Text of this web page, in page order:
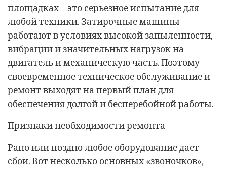
площадках – это серьезное испытание для
любой техники. Затирочные машины
работают в условиях высокой запыленности,
вибрации и значительных нагрузок на
двигатель и механическую часть. Поэтому
своевременное техническое обслуживание и
ремонт выходят на первый план для
обеспечения долгой и бесперебойной работы.
Признаки необходимости ремонта
Рано или поздно любое оборудование дает
сбои. Вот несколько основных «звоночков»,